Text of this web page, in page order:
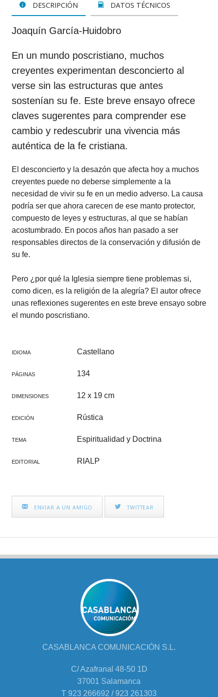
DESCRIPCIÓN DATOS TÉCNICOS
Joaquín García-Huidobro
En un mundo poscristiano, muchos
creyentes experimentan desconcierto al
verse sin las estructuras que antes
sostenían su fe. Este breve ensayo ofrece
claves sugerentes para comprender ese
cambio y redescubrir una vivencia más
auténtica de la fe cristiana.
El desconcierto y la desazón que afecta hoy a muchos
creyentes puede no deberse simplemente a la
necesidad de vivir su fe en un medio adverso. La causa
podría ser que ahora carecen de ese manto protector,
compuesto de leyes y estructuras, al que se habían
acostumbrado. En pocos años han pasado a ser
responsables directos de la conservación y difusión de
su fe.
Pero ¿por qué la Iglesia siempre tiene problemas si,
como dicen, es la religión de la alegría? El autor ofrece
unas reflexiones sugerentes en este breve ensayo sobre
el mundo poscristiano.
IDIOMA Castellano
PÁGINAS 134
DIMENSIONES 12 x 19 cm
EDICIÓN Rústica
TEMA Espiritualidad y Doctrina
EDITORIAL RIALP
ENVIAR A UN AMIGO TWITTEAR
CASABLANCA COMUNICACIÓN S.L.
C/ Azafranal 48-50 1D
37001 Salamanca
T 923 266692 / 923 261303